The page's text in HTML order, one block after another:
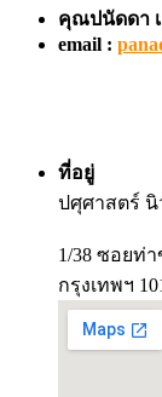
คุณปนัดดา
email :
ที่อยู่
ปศุศาสตร์ นิ
1/38 ซอยท่
กรุงเทพฯ